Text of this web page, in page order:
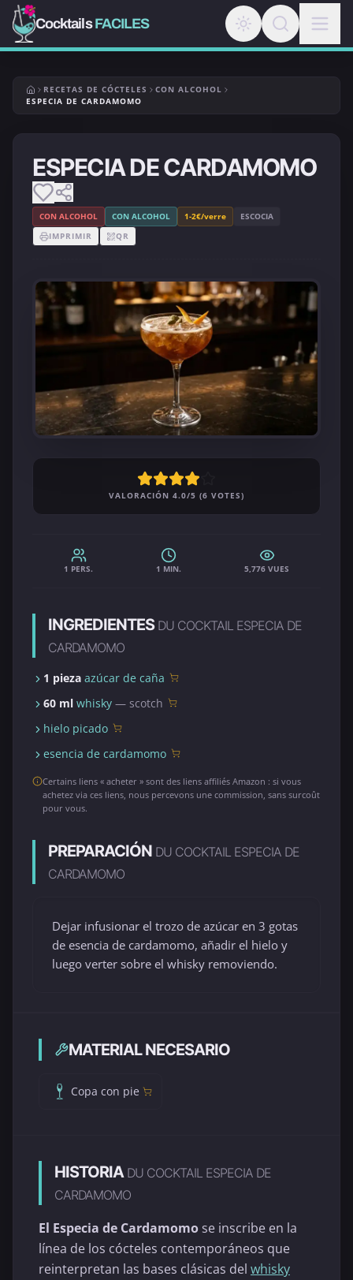
CocktailsFACILES
RECETAS DE CÓCTELES
CON ALCOHOL
ESPECIA DE CARDAMOMO
ESPECIA DE CARDAMOMO
CON ALCOHOL CON ALCOHOL 1-2€/verre
ESCOCIA
IMPRIMIR
QR
VALORACIÓN 4.0/5 (6 VOTES)
1 PERS. 1 MIN. 5,776 VUES
INGREDIENTES DU COCKTAIL ESPECIA DE
CARDAMOMO
1 pieza azúcar de caña
60 ml whisky — scotch
hielo picado
esencia de cardamomo
Certains liens « acheter » sont des liens affiliés Amazon : si vous
achetez via ces liens, nous percevons une commission, sans surcoût
pour vous.
PREPARACIÓN DU COCKTAIL ESPECIA DE
CARDAMOMO
Dejar infusionar el trozo de azúcar en 3 gotas
de esencia de cardamomo, añadir el hielo y
luego verter sobre el whisky removiendo.
MATERIAL NECESARIO
Copa con pie
HISTORIA DU COCKTAIL ESPECIA DE
CARDAMOMO
El Especia de Cardamomo se inscribe en la
línea de los cócteles contemporáneos que
reinterpretan las bases clásicas del whisky